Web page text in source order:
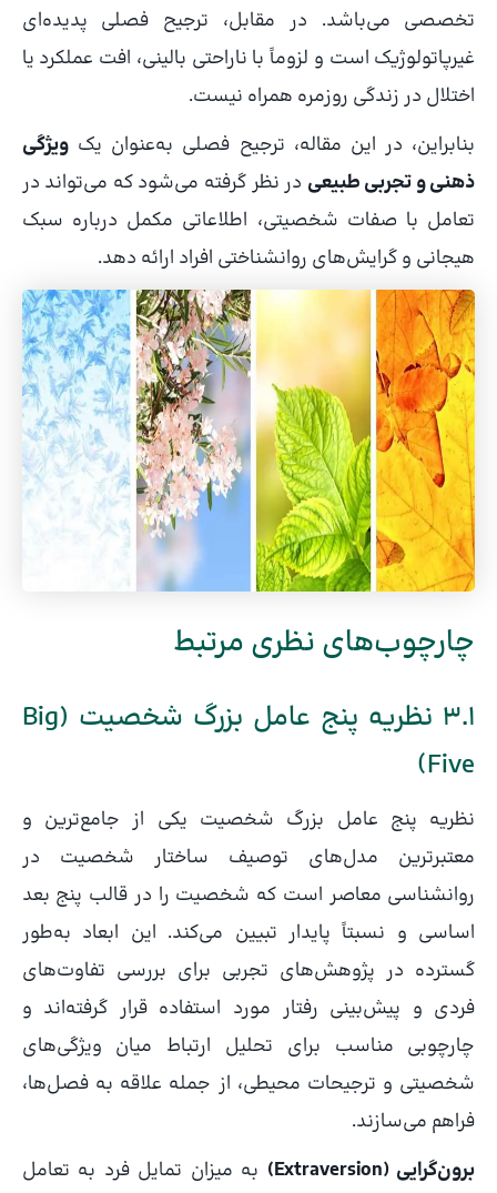
تخصصی می‌باشد. در مقابل، ترجیح فصلی پدیده‌ای
غیرپاتولوژیک است و لزوماً با ناراحتی بالینی، افت عملکرد یا
اختلال در زندگی روزمره همراه نیست.
بنابراین، در این مقاله، ترجیح فصلی به‌عنوان یکویژگی
ذهنی و تجربی طبیعی در نظر گرفته می‌شود که می‌تواند در
تعامل با صفات شخصیتی، اطلاعاتی مکمل درباره سبک
هیجانی و گرایش‌های روانشناختی افراد ارائه دهد.
چارچوب‌های نظری مرتبط
3.1 نظریه پنج عامل بزرگ شخصیت (Big
Five)
نظریه پنج عامل بزرگ شخصیت یکی از جامع‌ترین و
معتبرترین مدل‌های توصیف ساختار شخصیت در
روانشناسی معاصر است که شخصیت را در قالب پنج بعد
اساسی و نسبتاً پایدار تبیین می‌کند. این ابعاد به‌طور
گسترده در پژوهش‌های تجربی برای بررسی تفاوت‌های
فردی و پیش‌بینی رفتار مورد استفاده قرار گرفته‌اند و
چارچوبی مناسب برای تحلیل ارتباط میان ویژگی‌های
شخصیتی و ترجیحات محیطی، از جمله علاقه به فصل‌ها،
فراهم می‌سازند.
برون‌گرایی (Extraversion)
به میزان تمایل فرد به تعامل